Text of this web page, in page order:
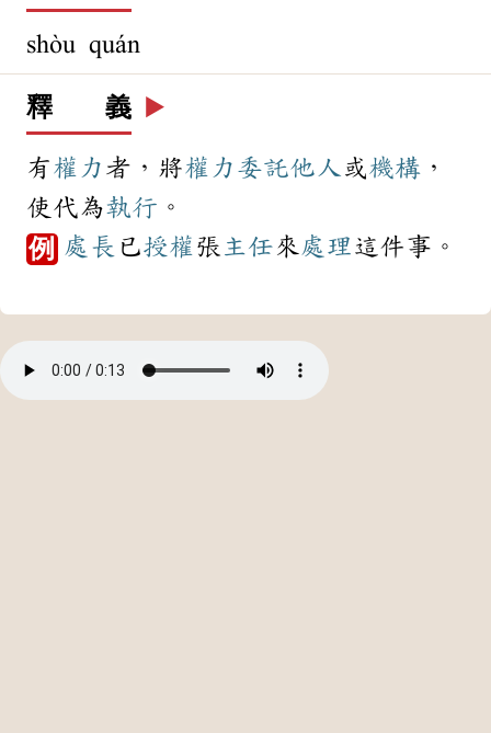
shòu quán
釋 義 ▶️
有權力 者，將權力 委託他人 或機構 ，
使代為執行 。
例 處長 已授權 張 主任來處理這件事。